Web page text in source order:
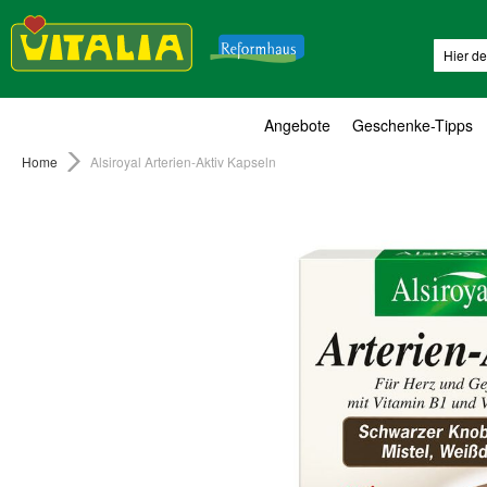
Angebote Geschenke-Tipps
Home Alsiroyal Arterien-Aktiv Kapseln